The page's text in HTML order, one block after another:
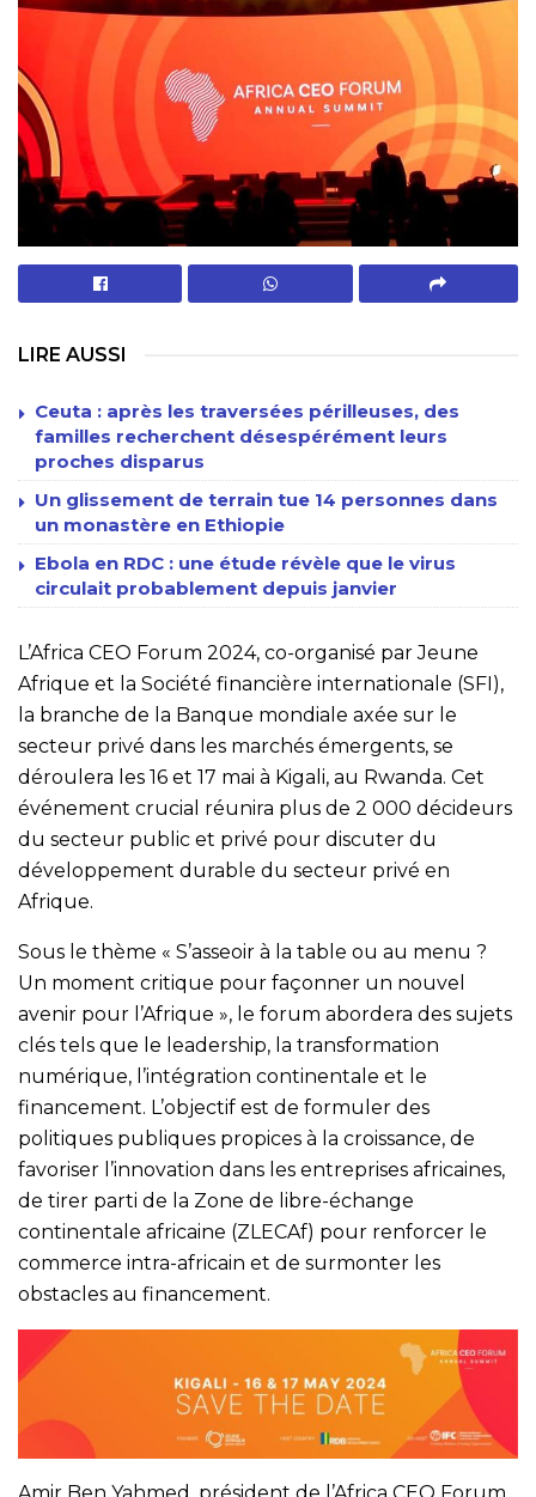
LIRE AUSSI
Ceuta : après les traversées périlleuses, des
familles recherchent désespérément leurs
proches disparus
Un glissement de terrain tue 14 personnes dans
un monastère en Ethiopie
Ebola en RDC : une étude révèle que le virus
circulait probablement depuis janvier
L’Africa CEO Forum 2024, co-organisé par Jeune
Afrique et la Société financière internationale (SFI),
la branche de la Banque mondiale axée sur le
secteur privé dans les marchés émergents, se
déroulera les 16 et 17 mai à Kigali, au Rwanda. Cet
événement crucial réunira plus de 2 000 décideurs
du secteur public et privé pour discuter du
développement durable du secteur privé en
Afrique.
Sous le thème « S’asseoir à la table ou au menu ?
Un moment critique pour façonner un nouvel
avenir pour l’Afrique », le forum abordera des sujets
clés tels que le leadership, la transformation
numérique, l’intégration continentale et le
financement. L’objectif est de formuler des
politiques publiques propices à la croissance, de
favoriser l’innovation dans les entreprises africaines,
de tirer parti de la Zone de libre-échange
continentale africaine (ZLECAf) pour renforcer le
commerce intra-africain et de surmonter les
obstacles au financement.